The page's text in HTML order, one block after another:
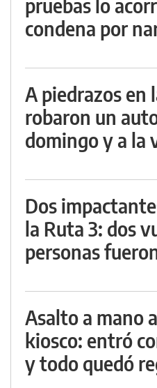
pruebas lo
condena por
A piedrazos en
robaron un
domingo y a la
Dos
la Ruta 3: dos
personas
Asalto a mano
kiosco: entró
y todo quedó